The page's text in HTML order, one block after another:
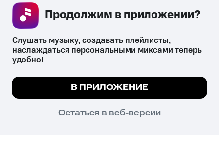
СКАЧАТЬ ПРИЛОЖЕНИЕ
психотропных веществ, их аналогов причиняет вред здоровью,
их незаконный оборот запрещён и влечёт установленную
законодательством ответственность.
© 2026 ООО «КИОН».
Все права защищены
Мы используем куки, чтобы на сайте все
Подробнее
ПОНЯТНО
Слушать музыку, создавать плейлисты,
наслаждаться персональными миксами теперь
удобно!
В ПРИЛОЖЕНИЕ
Остаться в веб-версии